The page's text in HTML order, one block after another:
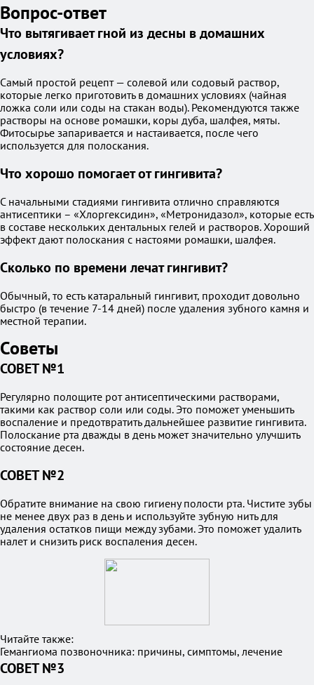
Вопрос-ответ
Что вытягивает гной из десны в домашних
условиях?
Самый простой рецепт — солевой или содовый раствор,
которые легко приготовить в домашних условиях (чайная
ложка соли или соды на стакан воды). Рекомендуются также
растворы на основе ромашки, коры дуба, шалфея, мяты.
Фитосырье запаривается и настаивается, после чего
используется для полоскания.
Что хорошо помогает от гингивита?
С начальными стадиями гингивита отлично справляются
антисептики – «Хлоргексидин», «Метронидазол», которые есть
в составе нескольких дентальных гелей и растворов. Хороший
эффект дают полоскания с настоями ромашки, шалфея.
Сколько по времени лечат гингивит?
Обычный, то есть катаральный гингивит, проходит довольно
быстро (в течение 7-14 дней) после удаления зубного камня и
местной терапии.
Советы
СОВЕТ №1
Регулярно полощите рот антисептическими растворами,
такими как раствор соли или соды. Это поможет уменьшить
воспаление и предотвратить дальнейшее развитие гингивита.
Полоскание рта дважды в день может значительно улучшить
состояние десен.
СОВЕТ №2
Обратите внимание на свою гигиену полости рта. Чистите зубы
не менее двух раз в день и используйте зубную нить для
удаления остатков пищи между зубами. Это поможет удалить
налет и снизить риск воспаления десен.
Читайте также:
Гемангиома позвоночника: причины, симптомы, лечение
СОВЕТ №3